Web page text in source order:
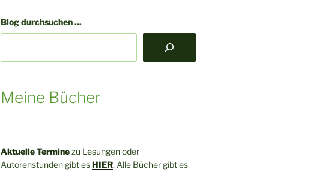
Blog durchsuchen ...
Meine Bücher
Aktuelle Terminezu Lesungen oder
Autorenstunden gibt esHIER. Alle Bücher gibt es